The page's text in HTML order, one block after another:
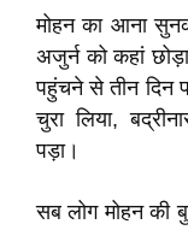
मोहन का आना
अजुर्न को कहां
पहुंचने से तीन दिन
चुरा लिया,
पड़ा।
सब लोग मोहन की